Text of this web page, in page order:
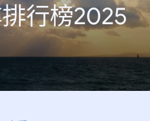
行榜2025